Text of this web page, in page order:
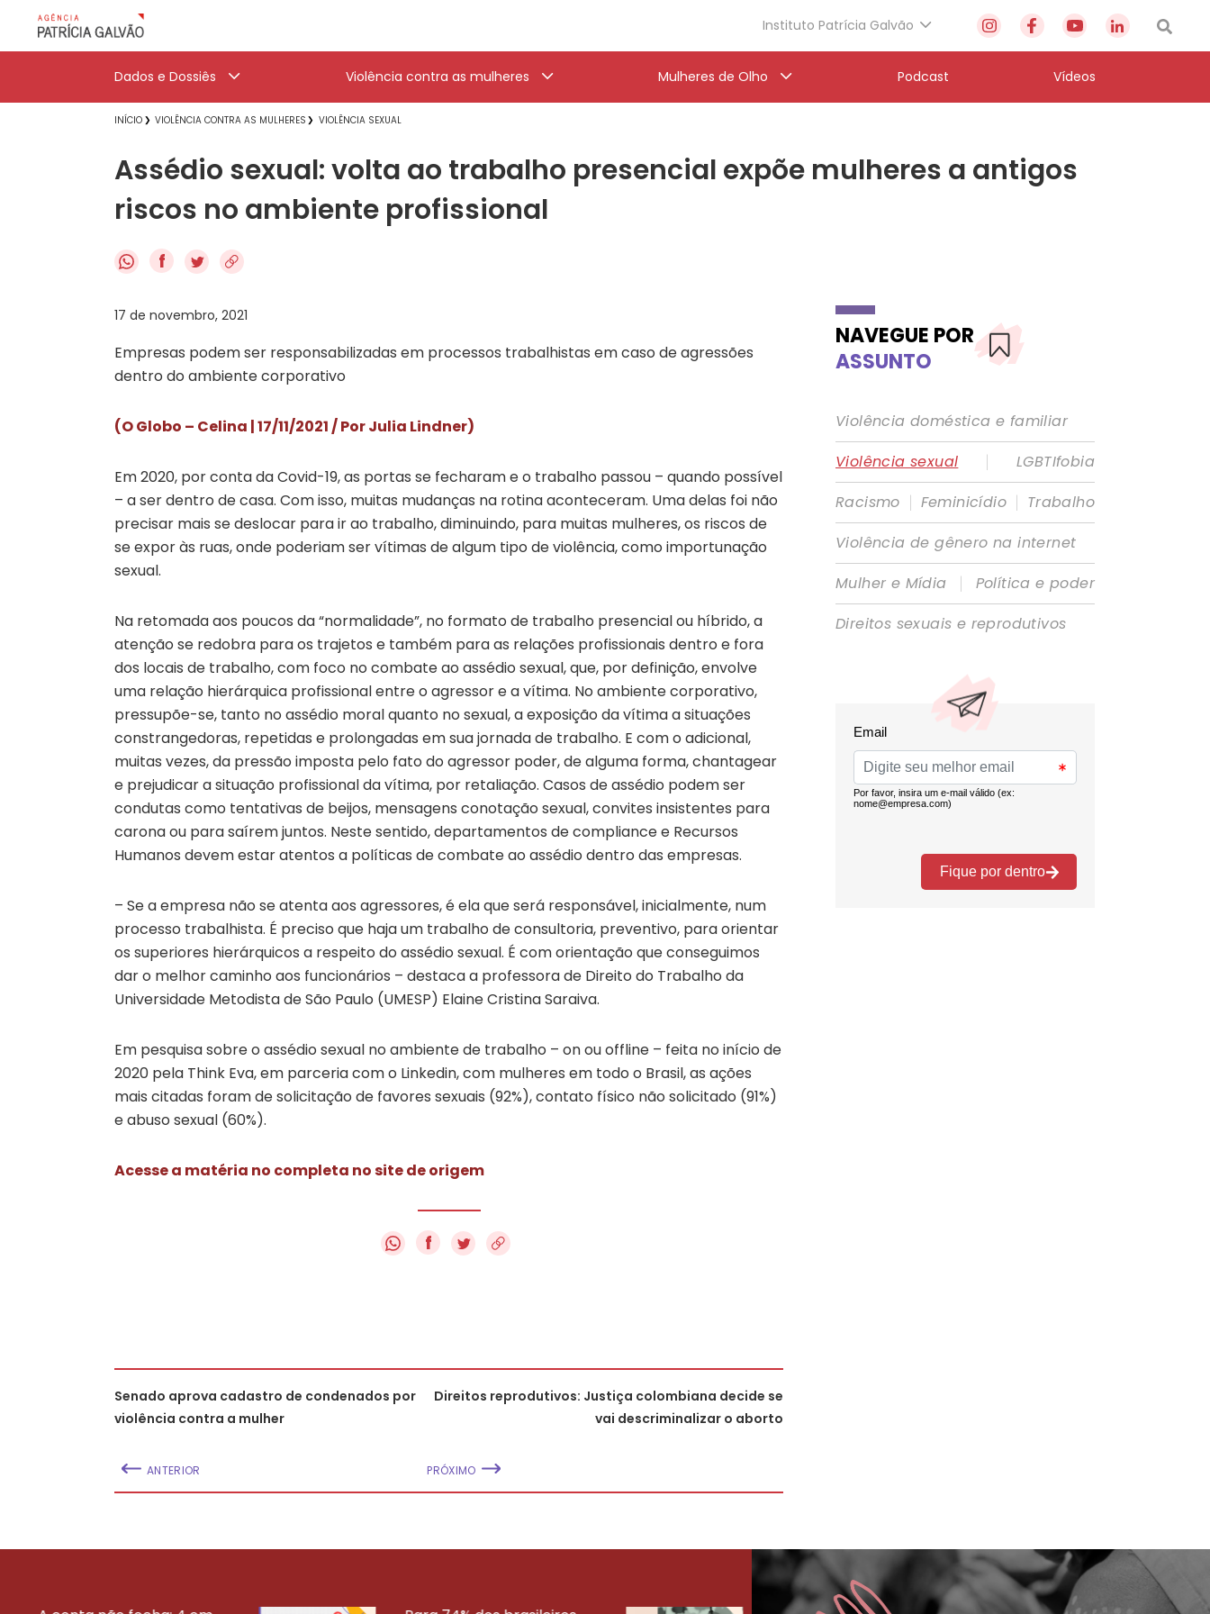
Instituto Patrícia Galvão
Dados e Dossiês Violência contra as mulheres Mulheres de Olho Podcast Vídeos
INÍCIO VIOLÊNCIA CONTRA AS MULHERES VIOLÊNCIA SEXUAL
Assédio sexual: volta ao trabalho presencial expõe mulheres a antigos
riscos no ambiente profissional
f
17 de novembro, 2021
Empresas podem ser responsabilizadas em processos trabalhistas em caso de agressões
dentro do ambiente corporativo
(O Globo – Celina | 17/11/2021 / Por Julia Lindner)
Em 2020, por conta da Covid-19, as portas se fecharam e o trabalho passou – quando possível
– a ser dentro de casa. Com isso, muitas mudanças na rotina aconteceram. Uma delas foi não
precisar mais se deslocar para ir ao trabalho, diminuindo, para muitas mulheres, os riscos de
se expor às ruas, onde poderiam ser vítimas de algum tipo de violência, como importunação
sexual.
Na retomada aos poucos da “normalidade”, no formato de trabalho presencial ou híbrido, a
atenção se redobra para os trajetos e também para as relações profissionais dentro e fora
dos locais de trabalho, com foco no combate ao assédio sexual, que, por definição, envolve
uma relação hierárquica profissional entre o agressor e a vítima. No ambiente corporativo,
pressupõe-se, tanto no assédio moral quanto no sexual, a exposição da vítima a situações
constrangedoras, repetidas e prolongadas em sua jornada de trabalho. E com o adicional,
muitas vezes, da pressão imposta pelo fato do agressor poder, de alguma forma, chantagear
e prejudicar a situação profissional da vítima, por retaliação. Casos de assédio podem ser
condutas como tentativas de beijos, mensagens conotação sexual, convites insistentes para
carona ou para saírem juntos. Neste sentido, departamentos de compliance e Recursos
Humanos devem estar atentos a políticas de combate ao assédio dentro das empresas.
– Se a empresa não se atenta aos agressores, é ela que será responsável, inicialmente, num
processo trabalhista. É preciso que haja um trabalho de consultoria, preventivo, para orientar
os superiores hierárquicos a respeito do assédio sexual. É com orientação que conseguimos
dar o melhor caminho aos funcionários – destaca a professora de Direito do Trabalho da
Universidade Metodista de São Paulo (UMESP) Elaine Cristina Saraiva.
Em pesquisa sobre o assédio sexual no ambiente de trabalho – on ou offline – feita no início de
2020 pela Think Eva, em parceria com o Linkedin, com mulheres em todo o Brasil, as ações
mais citadas foram de solicitação de favores sexuais (92%), contato físico não solicitado (91%)
e abuso sexual (60%).
Acesse a matéria no completa no site de origem
f
Senado aprova cadastro de condenados por
violência contra a mulher
ANTERIOR
Direitos reprodutivos: Justiça colombiana decide se
vai descriminalizar o aborto
PRÓXIMO
NAVEGUE POR
ASSUNTO
Violência doméstica e familiar
Violência sexual
|
LGBTIfobia
Racismo | Feminicídio | Trabalho
Violência de gênero na internet
Mulher e Mídia
|
Política e poder
Direitos sexuais e reprodutivos